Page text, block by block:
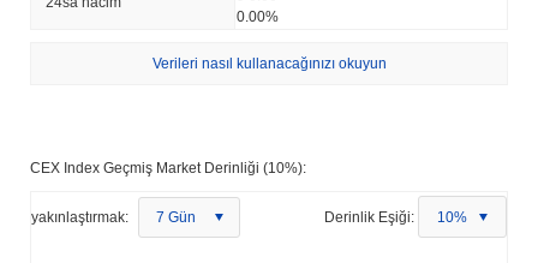
0.00%
Verileri nasıl kullanacağınızı okuyun
CEX Index Geçmiş Market Derinliği (10%):
yakınlaştırmak: 7 Gün Derinlik Eşiği: 10%